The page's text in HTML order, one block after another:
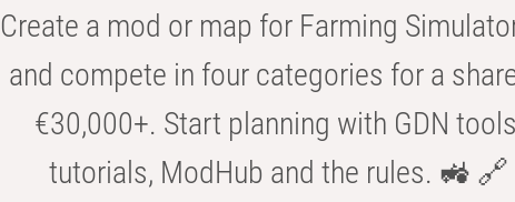
Create a mod or map for Farming
and compete in four categories for a
€30,000+. Start planning with GDN
tutorials, ModHub and the rules. 🚜 🔗